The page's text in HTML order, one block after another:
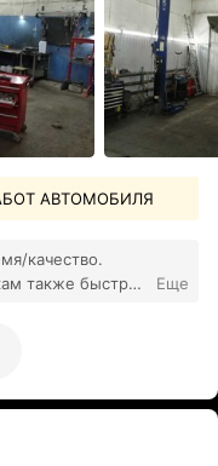
АВТОМОБИЛЯ
качество.
также быстро.
Еще